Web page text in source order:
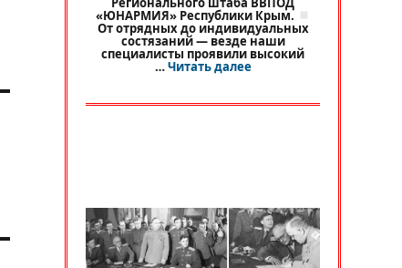
«ЮНАРМИЯ» Республики Крым.
От отрядных до индивидуальных
состязаний — везде наши
специалисты проявили высокий
…Читать далее«